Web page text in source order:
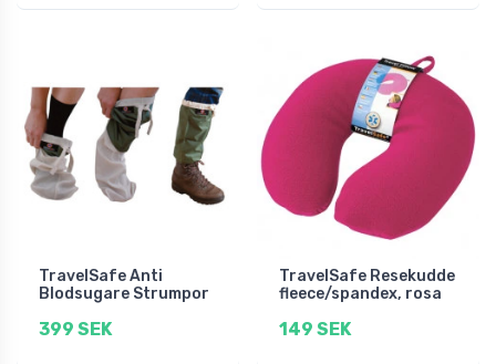
TravelSafe Anti
Blodsugare Strumpor
399 SEK
TravelSafe Resekudde
fleece/spandex, rosa
149 SEK